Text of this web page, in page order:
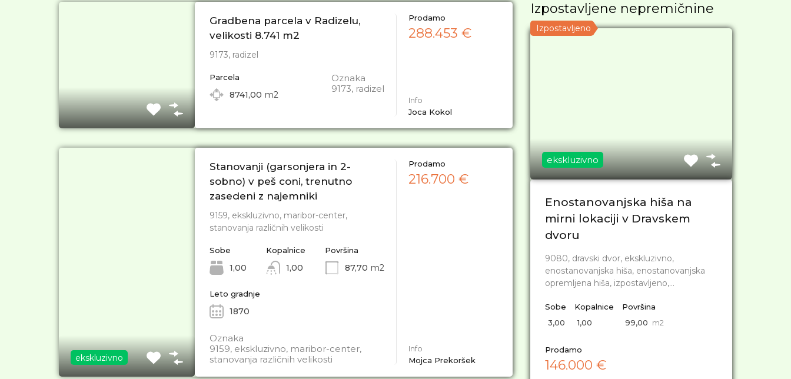
Gradbena parcela v Radizelu,
velikosti 8.741 m2
9173, radizel
Parcela
8741,00 m2
Oznaka
9173, radizel
Prodamo
288.453 €
Info
Joca Kokol
ekskluzivno
Stanovanji (garsonjera in 2-
sobno) v peš coni, trenutno
zasedeni z najemniki
9159, ekskluzivno, maribor-center,
stanovanja različnih velikosti
Sobe
1,00
Kopalnice
1,00
Površina
87,70 m2
Leto gradnje
1870
Oznaka
9159, ekskluzivno, maribor-center,
stanovanja različnih velikosti
Prodamo
216.700 €
Info
Mojca Prekoršek
Izpostavljene nepremičnine
Izpostavljeno
ekskluzivno
Enostanovanjska hiša na
mirni lokaciji v Dravskem
dvoru
9080, dravski dvor, ekskluzivno,
enostanovanjska hiša, enostanovanjska
opremljena hiša, izpostavljeno,…
Sobe
3,00
Kopalnice
1,00
Površina
99,00 m2
Prodamo
146.000 €